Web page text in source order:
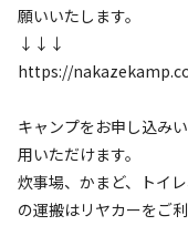
願いいたします。
↓↓↓
https://
キャンプをお申し込み
用いただけます。
炊事場、かまど、トイ
の運搬はリヤカーをご利
ソロ
#体験アクティビティ
#虫捕り # 夜景 #レ
#星空撮影 #携帯電